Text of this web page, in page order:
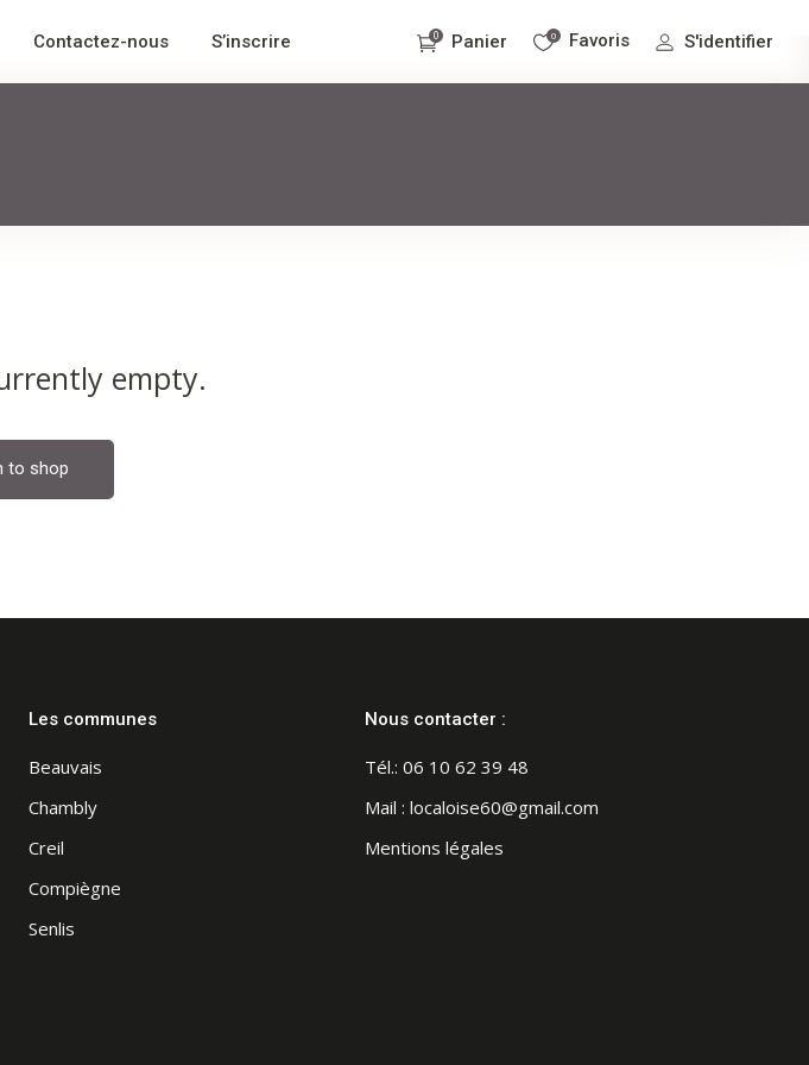
Contactez-nous S’inscrire 0 Panier 0 Favoris S'identifier
empty.
to shop
Les communes
Beauvais
Chambly
Creil
Compiègne
Senlis
Nous contacter :
Tél.: 06 10 62 39 48
Mail : localoise60@gmail.com
Mentions légales